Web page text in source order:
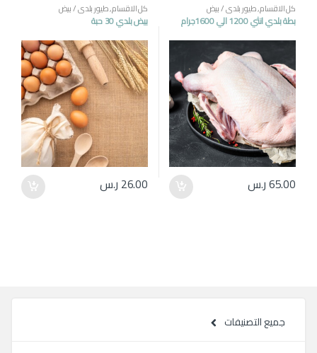
كل الاقسام,طيور بلدي / بيض
بطة بلدي انثي 1200 الي 1600جرام
65.00ر.س
كل الاقسام,طيور بلدي / بيض
بيض بلدي 30 حبة
26.00 ر.س
جميع التصنيفات